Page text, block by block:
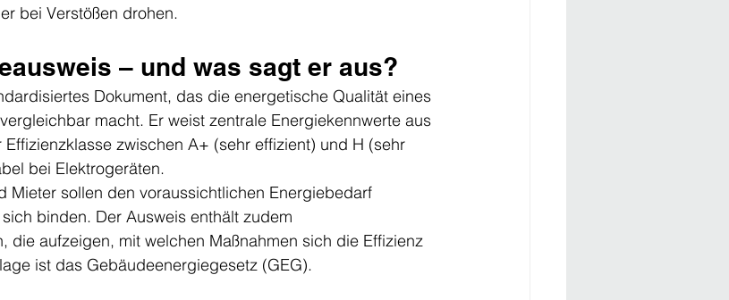
bei Verstößen drohen.
– und was sagt er aus?
Dokument, das die energetische Qualität eines
macht. Er weist zentrale Energiekennwerte aus
zwischen A+ (sehr effizient) und H (sehr
bei Elektrogeräten.
Mieter sollen den voraussichtlichen Energiebedarf
binden. Der Ausweis enthält zudem
die aufzeigen, mit welchen Maßnahmen sich die Effizienz
ist das Gebäudeenergiegesetz (GEG).